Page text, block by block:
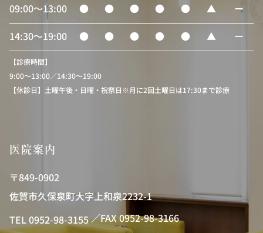
09:00〜13:00
● ● ● ● ● ▲
ー
14:30〜19:00
● ● ● ● ● ▲ ー
【診療時間】
9:00〜13:00／14:30〜19:00
【休診日】土曜午後・日曜・祝祭日※月に2回土曜日は17:30まで診療
医院案内
〒849-0902
佐賀市久保泉町大字上和泉2232-1
TEL 0952-98-3155／FAX 0952-98-3166